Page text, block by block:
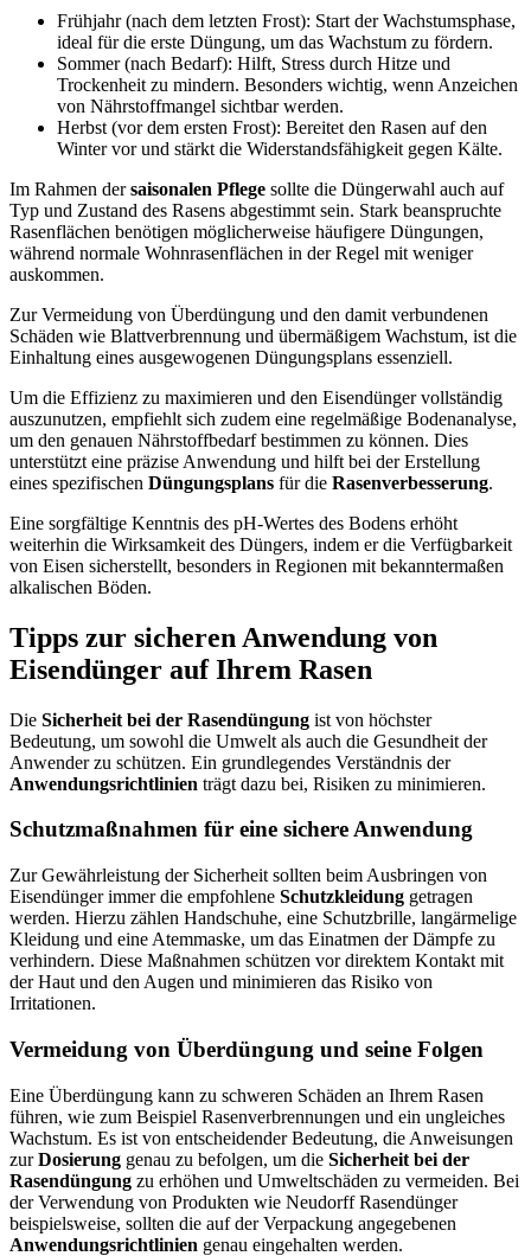
Frühjahr (nach dem letzten Frost): Start der Wachstumsphase,
ideal für die erste Düngung, um das Wachstum zu fördern.
Sommer (nach Bedarf): Hilft, Stress durch Hitze und
Trockenheit zu mindern. Besonders wichtig, wenn Anzeichen
von Nährstoffmangel sichtbar werden.
Herbst (vor dem ersten Frost): Bereitet den Rasen auf den
Winter vor und stärkt die Widerstandsfähigkeit gegen Kälte.
Im Rahmen dersaisonalen Pflege sollte die Düngerwahl auch auf
Typ und Zustand des Rasens abgestimmt sein. Stark beanspruchte
Rasenflächen benötigen möglicherweise häufigere Düngungen,
während normale Wohnrasenflächen in der Regel mit weniger
auskommen.
Zur Vermeidung von Überdüngung und den damit verbundenen
Schäden wie Blattverbrennung und übermäßigem Wachstum, ist die
Einhaltung eines ausgewogenen Düngungsplans essenziell.
Um die Effizienz zu maximieren und den Eisendünger vollständig
auszunutzen, empfiehlt sich zudem eine regelmäßige Bodenanalyse,
um den genauen Nährstoffbedarf bestimmen zu können. Dies
unterstützt eine präzise Anwendung und hilft bei der Erstellung
eines spezifischen Düngungsplans für die Rasenverbesserung.
Eine sorgfältige Kenntnis des pH-Wertes des Bodens erhöht
weiterhin die Wirksamkeit des Düngers, indem er die Verfügbarkeit
von Eisen sicherstellt, besonders in Regionen mit bekanntermaßen
alkalischen Böden.
Tipps zur sicheren Anwendung von
Eisendünger auf Ihrem Rasen
Die Sicherheit bei der Rasendüngung ist von höchster
Bedeutung, um sowohl die Umwelt als auch die Gesundheit der
Anwender zu schützen. Ein grundlegendes Verständnis der
Anwendungsrichtlinien trägt dazu bei, Risiken zu minimieren.
Schutzmaßnahmen für eine sichere Anwendung
Zur Gewährleistung der Sicherheit sollten beim Ausbringen von
Eisendünger immer die empfohlene Schutzkleidung getragen
werden. Hierzu zählen Handschuhe, eine Schutzbrille, langärmelige
Kleidung und eine Atemmaske, um das Einatmen der Dämpfe zu
verhindern. Diese Maßnahmen schützen vor direktem Kontakt mit
der Haut und den Augen und minimieren das Risiko von
Irritationen.
Vermeidung von Überdüngung und seine Folgen
Eine Überdüngung kann zu schweren Schäden an Ihrem Rasen
führen, wie zum Beispiel Rasenverbrennungen und ein ungleiches
Wachstum. Es ist von entscheidender Bedeutung, die Anweisungen
zurDosierung genau zu befolgen, um die Sicherheit bei der
Rasendüngung zu erhöhen und Umweltschäden zu vermeiden. Bei
der Verwendung von Produkten wie Neudorff Rasendünger
beispielsweise, sollten die auf der Verpackung angegebenen
Anwendungsrichtlinien genau eingehalten werden.